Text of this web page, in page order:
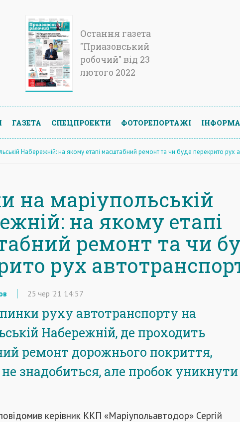
Остання газета
"Приазовський
робочий" від 23
лютого 2022
ГАЗЕТА СПЕЦПРОЕКТИ ФОТОРЕПОРТАЖІ
Набережній: на якому етапі масштабний ремонт та чи буде перекрито рух
на маріупольській
на якому етапі
ремонт та чи
рух
25 чер '21 14:57
руху автотранспорту на
Набережній, де проходить
ремонт дорожнього покриття,
знадобиться, але пробок уникнути
керівник ККП «Маріупольавтодор» Сергій